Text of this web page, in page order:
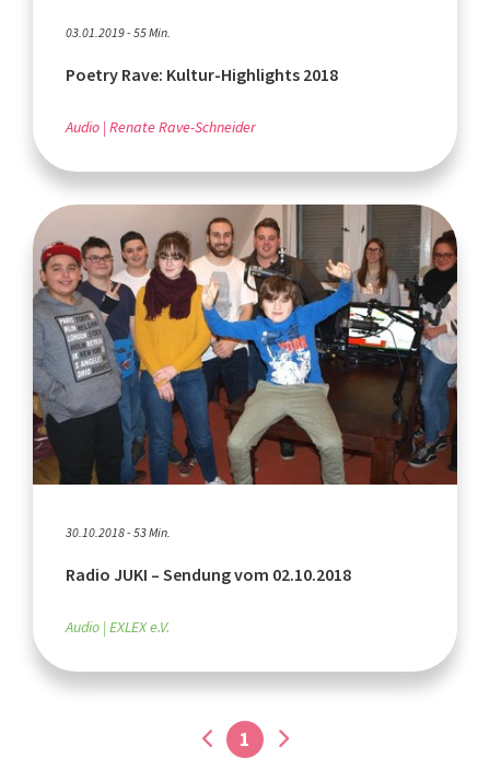
03.01.2019 - 55 Min.
Poetry Rave: Kultur-Highlights 2018
Audio Renate Rave-Schneider
30.10.2018 - 53 Min.
Radio JUKI – Sendung vom 02.10.2018
Audio EXLEX e.V.
1